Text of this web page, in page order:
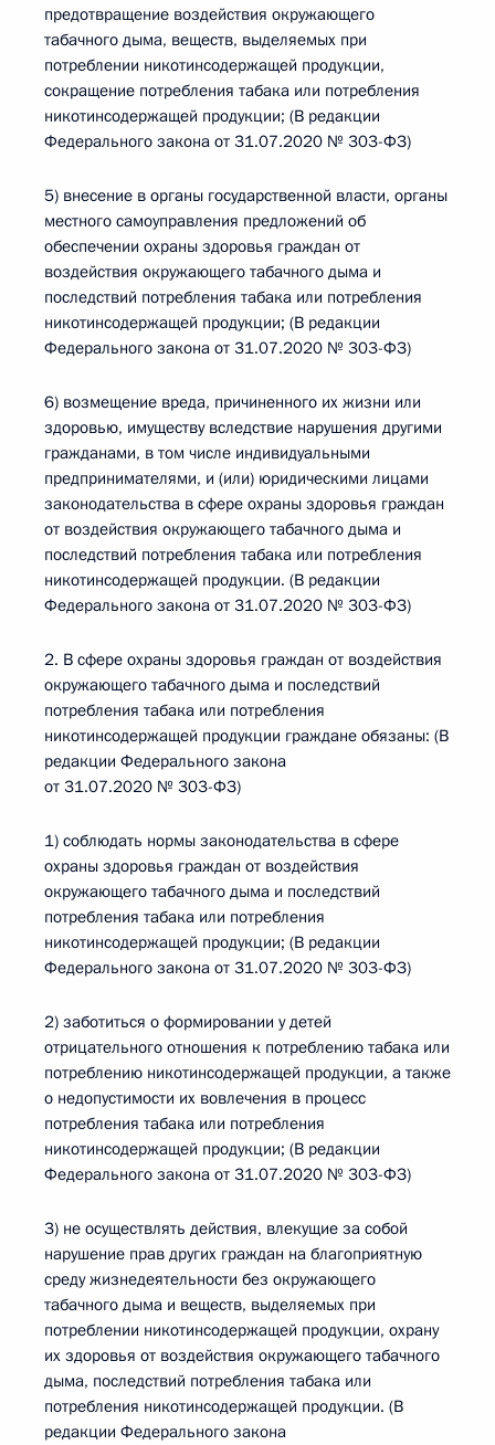
предотвращение воздействия окружающего
табачного дыма, веществ, выделяемых при
потреблении никотинсодержащей продукции,
сокращение потребления табака или потребления
никотинсодержащей продукции; (В редакции
Федерального закона от 31.07.2020 № 303-ФЗ)
5) внесение в органы государственной власти, органы
местного самоуправления предложений об
обеспечении охраны здоровья граждан от
воздействия окружающего табачного дыма и
последствий потребления табака или потребления
никотинсодержащей продукции; (В редакции
Федерального закона от 31.07.2020 № 303-ФЗ)
6) возмещение вреда, причиненного их жизни или
здоровью, имуществу вследствие нарушения другими
гражданами, в том числе индивидуальными
предпринимателями, и (или) юридическими лицами
законодательства в сфере охраны здоровья граждан
от воздействия окружающего табачного дыма и
последствий потребления табака или потребления
никотинсодержащей продукции. (В редакции
Федерального закона от 31.07.2020 № 303-ФЗ)
2. В сфере охраны здоровья граждан от воздействия
окружающего табачного дыма и последствий
потребления табака или потребления
никотинсодержащей продукции граждане обязаны: (В
редакции Федерального закона
от 31.07.2020 № 303-ФЗ)
1) соблюдать нормы законодательства в сфере
охраны здоровья граждан от воздействия
окружающего табачного дыма и последствий
потребления табака или потребления
никотинсодержащей продукции; (В редакции
Федерального закона от 31.07.2020 № 303-ФЗ)
2) заботиться о формировании у детей
отрицательного отношения к потреблению табака или
потреблению никотинсодержащей продукции, а также
о недопустимости их вовлечения в процесс
потребления табака или потребления
никотинсодержащей продукции; (В редакции
Федерального закона от 31.07.2020 № 303-ФЗ)
3) не осуществлять действия, влекущие за собой
нарушение прав других граждан на благоприятную
среду жизнедеятельности без окружающего
табачного дыма и веществ, выделяемых при
потреблении никотинсодержащей продукции, охрану
их здоровья от воздействия окружающего табачного
дыма, последствий потребления табака или
потребления никотинсодержащей продукции. (В
редакции Федерального закона